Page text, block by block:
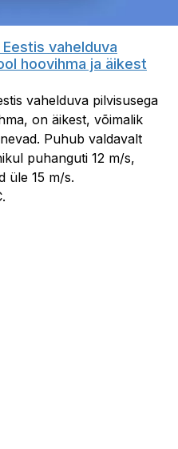
vahelduva
hoovihma ja äikest
vahelduva pilvisusega
on äikest, võimalik
Puhub valdavalt
puhanguti 12 m/s,
üle 15 m/s.